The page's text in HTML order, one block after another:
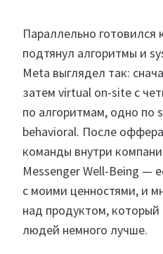
Параллельно готовился
подтянул алгоритмы и
Meta выглядел так:
затем virtual on-site с
по алгоритмам, одно по
behavioral. После
команды внутри
Messenger Well-Being —
с моими ценностями, и
над продуктом,
людей немного лучше.